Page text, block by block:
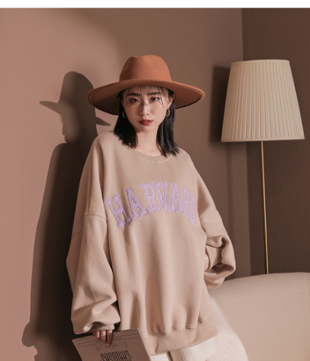
Pembayaran ansuran melalui OP Pay Later akan dibilkan secara
berasingan dan tidak termasuk dalam bil telekom anda. SMS peringatan
pembayaran akan dihantar selepas kitaran bil bulanan.
Selepas mengakses bil melalui pautan dalam SMS, anda boleh
menyelesaikan pembayaran anda melalui salah satu saluran berikut: kod
bar kedai serbaneka, kedai runcit Taiwan Mobile, pemindahan bank,
JKOPay, atau iPASS MONEY.
[Nota Penting]
Perkhidmatan ini disediakan oleh Taiwan Mobile Co., Ltd. (“Syarikat”),
yang membolehkan pelanggan membeli barangan atau perkhidmatan
melalui perkhidmatan ini pada masa transaksi. Hasil daripada pembelian
atau pembayaran ansuran akan dipindahkan oleh peniaga kepada
Syarikat, dan pelanggan hendaklah membuat pembayaran mengikut
perjanjian menggunakan sistem bil Syarikat.
Untuk memenuhi hubungan kontrak yang terjalin melalui persetujuan
penggunaan OP Pay Later, peniaga akan memberikan maklumat peribadi
anda (termasuk nama, nombor telefon, atau alamat) kepada Syarikat bagi
tujuan pengumpulan, pemprosesan dan penggunaan data yang
diperlukan untuk pengebilan ansuran, termasuk pengesahan,
pengesahan semula dan pembetulan.
dan mendaftar sebagai ahli AFTEE boleh menikmati tempoh pembayaran
ditambah dengan bilangan hari yang boleh dilanjutkan oleh AFTEE. Anda
boleh melanjutkan tempoh pembayaran anda sebelum anda menerima
pesanan. Walau bagaimanapun, tiada jaminan bahawa anda boleh
menerima pesanan anda semasa tempoh pembayaran (cth.: produk
prapesanan atau produk yang mungkin mengambil masa yang lebih
lama untuk dihantar). Oleh itu, anda dikehendaki membuat pembayaran
kepada AFTEE dalam tempoh sama ada anda menerima pesanan.
Kedua, Sekatan Pembayaran
1. Jumlah yang diperakui untuk pengguna kali pertama boleh sehingga
NT$10,000. Amaun diperakui sebenar yang diluluskan akan berdasarkan
keputusan pensijilan dan semakan oleh AFTEE.
2. Amaun perbelanjaan minimum mestilah lebih besar daripada NT$20.
3. Pada masa ini hanya tersedia untuk ahli Taiwan.
Ketiga, Syarat Perkhidmatan
Perkhidmatan AFTEE Beli Sekarang Bayar Kemudian disediakan oleh NP
Taiwan, Inc. dan AFTEE akan membuat bil kepada pengguna. AFTEE
akan menggunakan data peribadi yang dikumpul (termasuk nama
pembeli, no. telefon, nama penerima, no. telefon, alamat penerima) untuk
penggunaan perkhidmatan. Sila rujuk kepada "Penyata Pengumpulan
Data Peribadi, Pemprosesan, Penggunaan"
(https://aftee.tw/privacypolicy/) untuk maklumat lanjut.
Jumlah yang diperakui untuk pengguna kali pertama yang lulus
7-11取貨付款
NT$60/pesanan | Penghantaran percuma untuk pesanan
NT$1,800 atau lebih
付款後7-11取貨
NT$60/pesanan | Penghantaran percuma untuk pesanan
NT$1,600 atau lebih
NT$100/pesanan | Penghantaran percuma untuk pesanan
NT$2,500 atau lebih
國家/地區配送 Kadar Penghantaran